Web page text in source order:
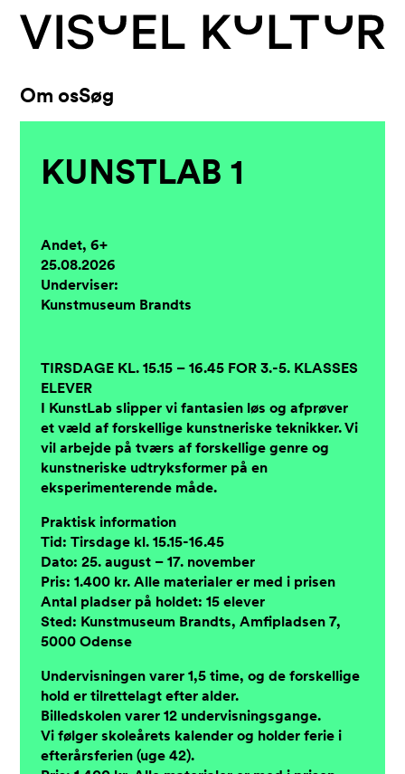
Om osSøg
KUNSTLAB 1
Andet, 6+
25.08.2026
Underviser:
Kunstmuseum Brandts
TIRSDAGE KL. 15.15 – 16.45 FOR 3.-5. KLASSES
ELEVER
I KunstLab slipper vi fantasien løs og afprøver
et væld af forskellige kunstneriske teknikker. Vi
vil arbejde på tværs af forskellige genre og
kunstneriske udtryksformer på en
eksperimenterende måde.
Praktisk information
Tid: Tirsdage kl. 15.15-16.45
Dato: 25. august – 17. november
Pris: 1.400 kr. Alle materialer er med i prisen
Antal pladser på holdet: 15 elever
Sted: Kunstmuseum Brandts, Amfipladsen 7,
5000 Odense
Undervisningen varer 1,5 time, og de forskellige
hold er tilrettelagt efter alder.
Billedskolen varer 12 undervisningsgange.
Vi følger skoleårets kalender og holder ferie i
efterårsferien (uge 42).